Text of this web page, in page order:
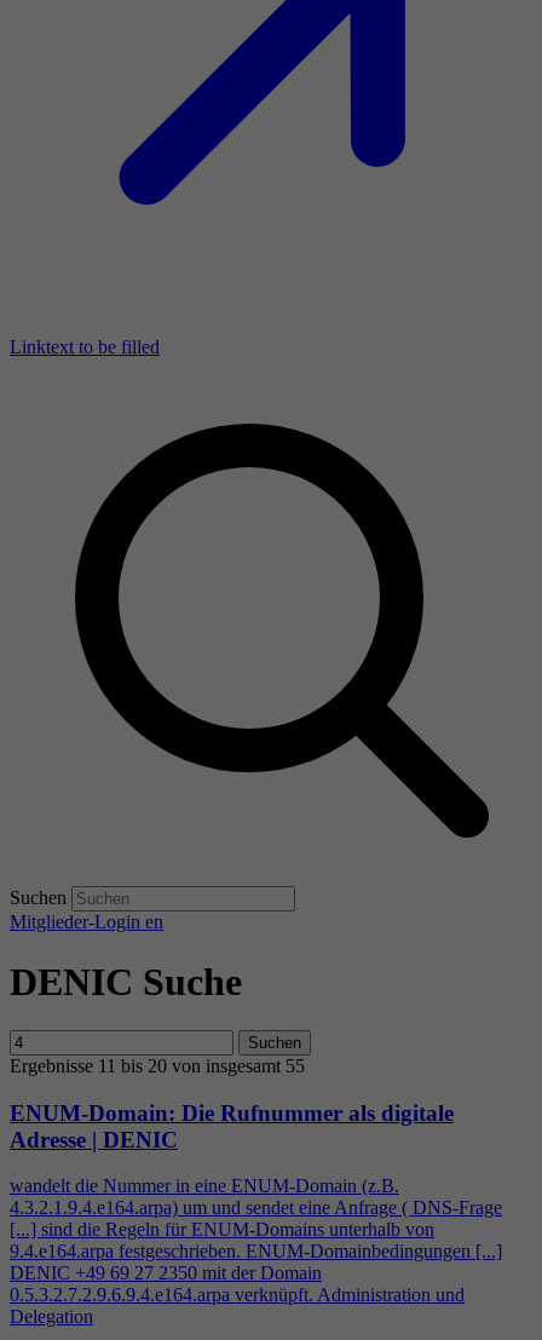
Linktext to be filled
Suchen
Mitglieder-Login en
DENIC Suche
Suchen
Ergebnisse 11 bis 20 von insgesamt 55
ENUM-Domain: Die Rufnummer als digitale
Adresse | DENIC
wandelt die Nummer in eine ENUM-Domain (z.B.
4.3.2.1.9.4.e164.arpa) um und sendet eine Anfrage ( DNS-Frage
[...] sind die Regeln für ENUM-Domains unterhalb von
9.4.e164.arpa festgeschrieben. ENUM-Domainbedingungen [...]
DENIC +49 69 27 2350 mit der Domain
0.5.3.2.7.2.9.6.9.4.e164.arpa verknüpft. Administration und
Delegation